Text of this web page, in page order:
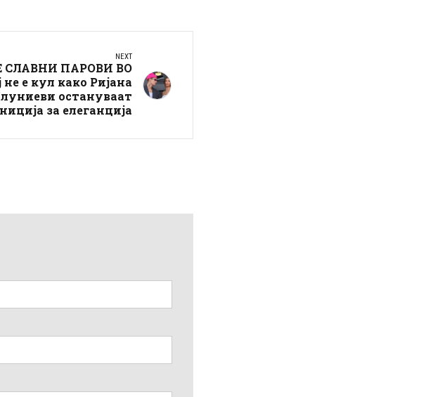
NEXT
ПАРОВИ ВО
е кул како Ријана
остануваат
за елеганција